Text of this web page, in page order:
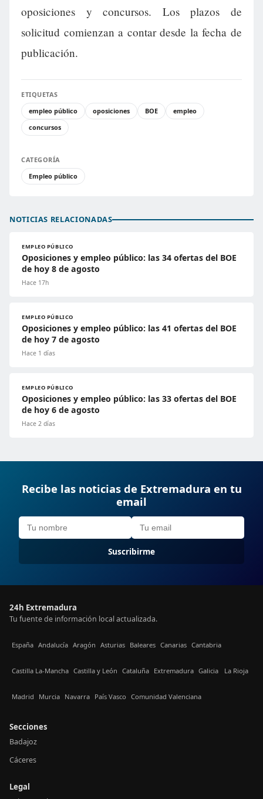
oposiciones y concursos. Los plazos de
solicitud comienzan a contar desde la fecha de
publicación.
ETIQUETAS
empleo público
oposiciones BOE
empleo
concursos
CATEGORÍA
Empleo público
NOTICIAS RELACIONADAS
EMPLEO PÚBLICO
Oposiciones y empleo público: las 34 ofertas del BOE
de hoy 8 de agosto
Hace 17h
EMPLEO PÚBLICO
Oposiciones y empleo público: las 41 ofertas del BOE
de hoy 7 de agosto
Hace 1 días
EMPLEO PÚBLICO
Oposiciones y empleo público: las 33 ofertas del BOE
de hoy 6 de agosto
Hace 2 días
Recibe las noticias de Extremadura en tu
email
Suscribirme
24h Extremadura
Tu fuente de información local actualizada.
España Andalucía Aragón Asturias Baleares Canarias Cantabria
Castilla La-Mancha Castilla y León Cataluña Extremadura Galicia La Rioja
Madrid Murcia Navarra País Vasco Comunidad Valenciana
Secciones
Badajoz
Cáceres
Legal